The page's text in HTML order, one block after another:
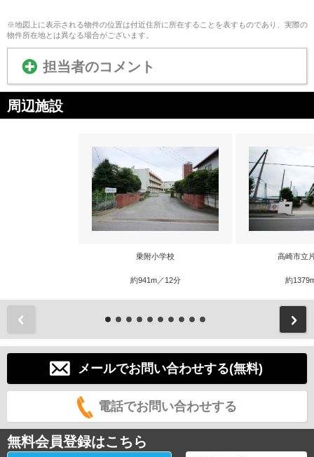
※地図上に表示される物件の位置は付近住所に所在することを表すものであり、実際の
物件所在地とは異なる場合がございます。
担当者のコメント
周辺施設
乗附小学校
約941m／12分
高崎市立
約
メールでお問い合わせする(無料)
電話でお問い合わせする
無料会員登録はこちら